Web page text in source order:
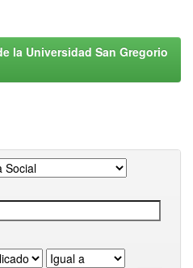
la Universidad San Gregorio